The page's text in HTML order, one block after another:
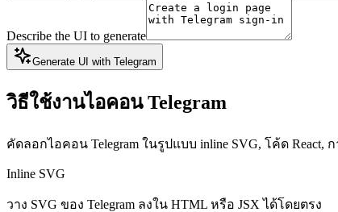
Describe the UI to generate
Generate UI with Telegram
วิธีใช้งานไอคอน Telegram
คัดลอกไอคอน Telegram ในรูปแบบ inline SVG, โค้ด React, ก
Inline SVG
วาง SVG ของ Telegram ลงใน HTML หรือ JSX ได้โดยตรง